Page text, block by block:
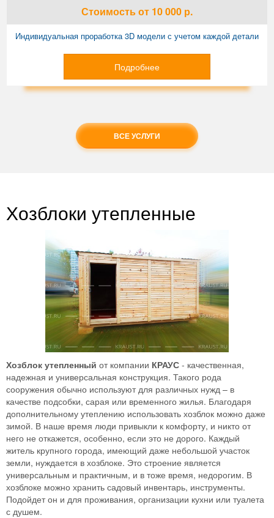
Стоимостьот 10 000 р.
Индивидуальная проработка 3D модели с учетом каждой детали
Подробнее
ВСЕ УСЛУГИ
Хозблоки утепленные
Хозблок утепленный от компании КРАУС - качественная,
надежная и универсальная конструкция. Такого рода
сооружения обычно используют для различных нужд – в
качестве подсобки, сарая или временного жилья. Благодаря
дополнительному утеплению использовать хозблок можно даже
зимой. В наше время люди привыкли к комфорту, и никто от
него не откажется, особенно, если это не дорого. Каждый
житель крупного города, имеющий даже небольшой участок
земли, нуждается в хозблоке. Это строение является
универсальным и практичным, и в тоже время, недорогим. В
хозблоке можно хранить садовый инвентарь, инструменты.
Подойдет он и для проживания, организации кухни или туалета
с душем.